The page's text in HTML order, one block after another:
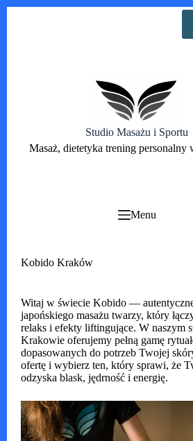
Studio Masażu i Sportu
Masaż, dietetyka trening
Menu
Kobido Kraków
Witaj w świecie Kobido —
japońskiego masażu twarzy, który
relaks i efekty liftingujące. W naszym
Krakowie oferujemy pełną gamę
dopasowanych do potrzeb Twojej
ofertę i wybierz ten, który sprawi, że
odzyska blask, jędrność i energię.